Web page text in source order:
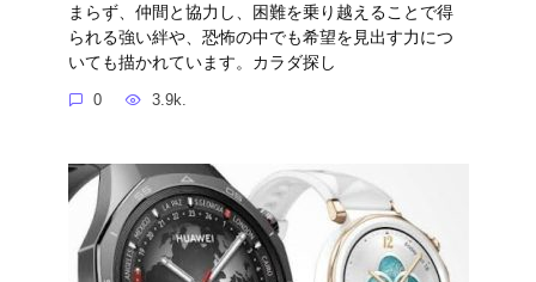
まらず、仲間と協力し、困難を乗り越えることで得
られる強い絆や、恐怖の中でも希望を見出す力につ
いても描かれています。カラダ探し
0 3.9k.